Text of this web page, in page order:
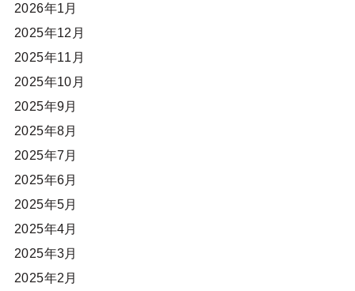
2026年1月
2025年12月
2025年11月
2025年10月
2025年9月
2025年8月
2025年7月
2025年6月
2025年5月
2025年4月
2025年3月
2025年2月